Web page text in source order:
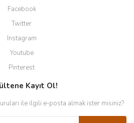
Facebook
Twitter
Instagram
Youtube
Pinterest
Kayıt Ol!
ile ilgili e-posta almak ister misiniz?